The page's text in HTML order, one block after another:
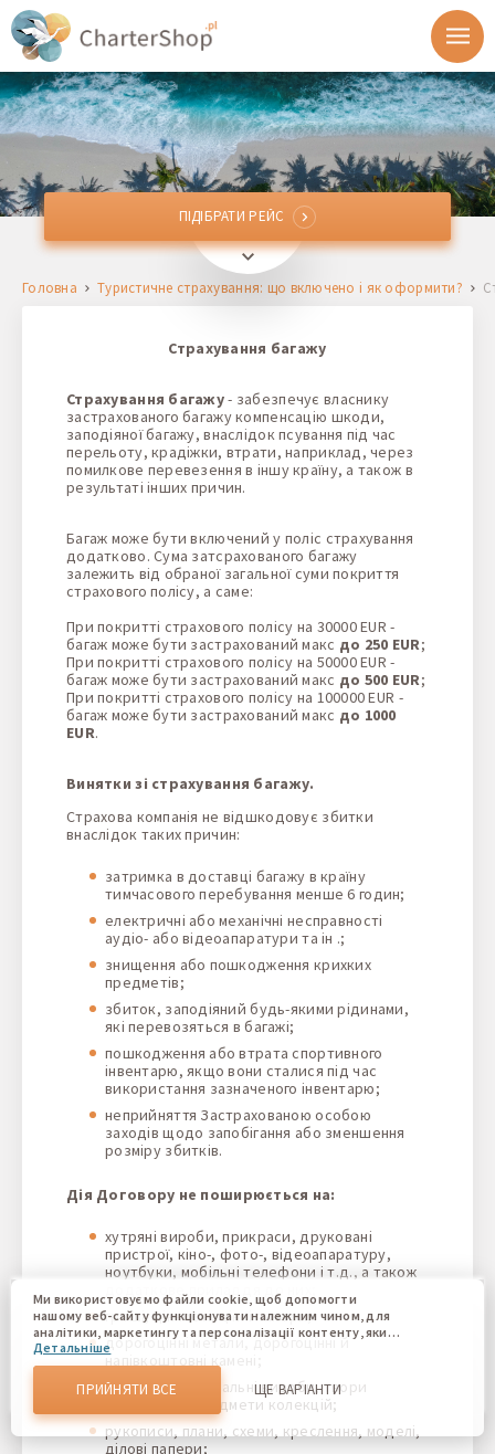
Звідки
Куди
Повернення
1 + 0 + 0
ПІДІБРАТИ РЕЙС
ПІДІБРАТИ РЕЙС
Головна Туристичне страхування: що включено і як оформити?
Страхування багажу
Страхування багажу- забезпечує власнику
застрахованого багажу компенсацію шкоди,
заподіяної багажу, внаслідок псування під час
перельоту, крадіжки, втрати, наприклад, через
помилкове перевезення в іншу країну, а також в
результаті інших причин.
Багаж може бути включений у поліс страхування
додатково. Сума затсрахованого багажу
залежить від обраної загальної суми покриття
страхового полісу, а саме:
При покритті страхового полісу на 30000 EUR -
багаж може бути застрахований макс до 250 EUR;
При покритті страхового полісу на 50000 EUR -
багаж може бути застрахований макс до 500 EUR;
При покритті страхового полісу на 100000 EUR -
багаж може бути застрахований макс до 1000
EUR.
Винятки зі страхування багажу.
Страхова компанія не відшкодовує збитки
внаслідок таких причин:
затримка в доставці багажу в країну
тимчасового перебування менше 6 годин;
електричні або механічні несправності
аудіо- або відеоапаратури та ін .;
знищення або пошкодження крихких
предметів;
збиток, заподіяний будь-якими рідинами,
які перевозяться в багажі;
пошкодження або втрата спортивного
інвентарю, якщо вони сталися під час
використання зазначеного інвентарю;
неприйняття Застрахованою особою
заходів щодо запобігання або зменшення
розміру збитків.
Дія Договору не поширюється на:
хутряні вироби, прикраси, друковані
пристрої, кіно-, фото-, відеоапаратуру,
ноутбуки, мобільні телефони і т.д., а також
додаткове приладдя до них;
гроші, цінності, цінні папери;
дорогоцінні метали, дорогоцінні й
напівкоштовні камені;
антикварні і унікальні вироби, твори
мистецтва і предмети колекцій;
рукописи, плани, схеми, креслення, моделі,
ділові папери;
Ми використовуємо файли cookie, щоб допомогти
нашому веб-сайту функціонувати належним чином, для
аналітики, маркетингу та персоналізації контенту, який
ви бачите. Файли cookie дозволяють нам відрізняти Вас
від інших користувачів нашого веб-сайту. Розуміння того,
як ви використовуєте наш веб-сайт, допомагає нам
надати вам найкращі можливості та внести зміни для
покращення нашого сайту в майбутньому. Підтвердивши,
Ви погоджуєтеся на використання всіх цих файлів cookie.
Ви можете оновити свої налаштування, натиснувши
Детальніше
ПРИЙНЯТИ ВСЕ ЩЕ ВАРІАНТИ